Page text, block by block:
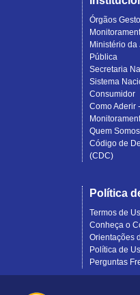
Órgãos
Ministério
Pública
Secretaria
Sistema
Consumidor
Como Aderir
Quem Somos
Código de
(CDC)
Política
Termos de
Conheça o
Orientações
Política de
Perguntas